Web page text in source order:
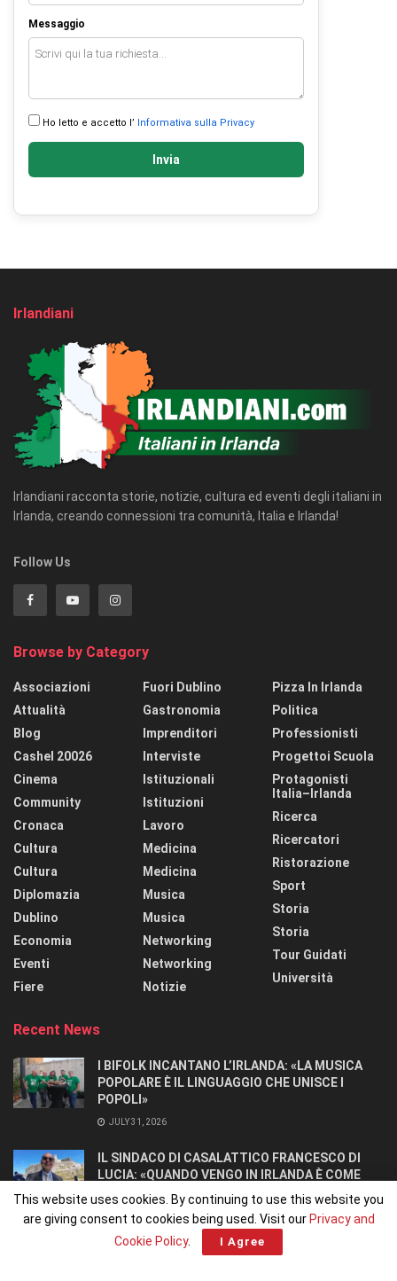
Messaggio
Ho letto e accetto l’ Informativa sulla Privacy
Invia
Irlandiani
Irlandiani racconta storie, notizie, cultura ed eventi degli italiani in
Irlanda, creando connessioni tra comunità, Italia e Irlanda!
Follow Us
Browse by Category
Associazioni
Attualità
Blog
Cashel 20026
Cinema
Community
Cronaca
Cultura
Cultura
Diplomazia
Dublino
Economia
Eventi
Fiere
Fuori Dublino
Gastronomia
Imprenditori
Interviste
Istituzionali
Istituzioni
Lavoro
Medicina
Medicina
Musica
Musica
Networking
Networking
Notizie
Pizza In Irlanda
Politica
Professionisti
Progettoi Scuola
Protagonisti
Italia–Irlanda
Ricerca
Ricercatori
Ristorazione
Sport
Storia
Storia
Tour Guidati
Università
Recent News
I BIFOLK INCANTANO L’IRLANDA: «LA MUSICA
POPOLARE È IL LINGUAGGIO CHE UNISCE I
POPOLI»
JULY 31, 2026
IL SINDACO DI CASALATTICO FRANCESCO DI
LUCIA: «QUANDO VENGO IN IRLANDA È COME
TORNARE A CASA».
JULY 27, 2026
This website uses cookies. By continuing to use this website you
are giving consent to cookies being used. Visit our Privacy and
Cookie Policy. I Agree